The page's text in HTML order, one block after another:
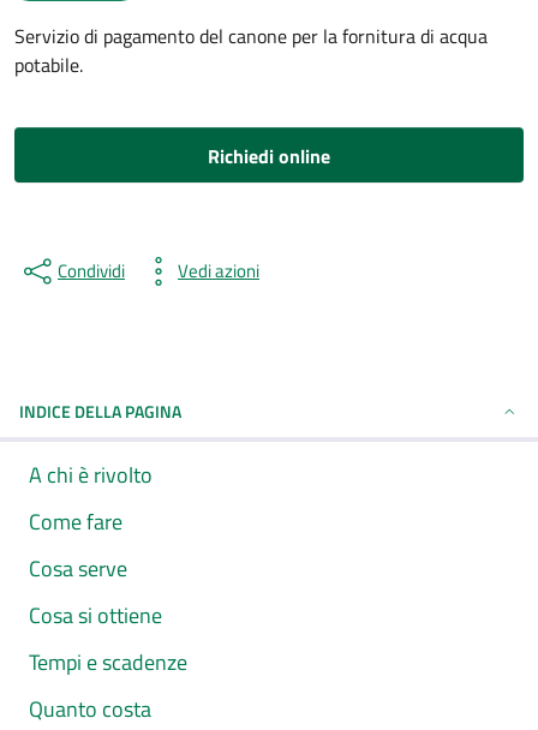
Servizio di pagamento del canone per la fornitura di acqua
potabile.
Richiedi online
Condividi Vedi azioni
INDICE DELLA PAGINA
A chi è rivolto
Come fare
Cosa serve
Cosa si ottiene
Tempi e scadenze
Quanto costa